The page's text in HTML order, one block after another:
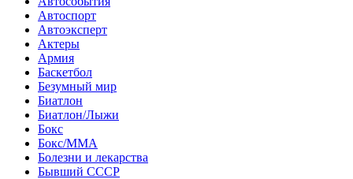
Автоспорт
Автоэксперт
Актеры
Армия
Баскетбол
Безумный мир
Биатлон
Биатлон/Лыжи
Бокс
Бокс/MMA
Болезни и лекарства
Бывший СССР